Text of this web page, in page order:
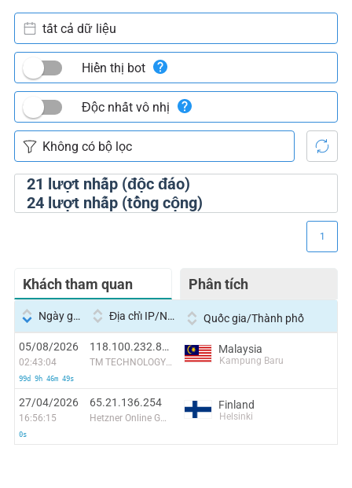
21 lượt nhấp (độc đáo)
24lượt nhấp (tổng cộng)
tất cả dữ liệu
Hiển thị bot
Độc nhất vô nhị
Khách tham quan Phân tích
1
Ngày giờ Địa chỉ IP/Nhà cung cấp dịch vụ Quốc gia/Thành phố
05/08/2026
02:43:04
99d 9h 46m 49s
118.100.232.89:27686
TM TECHNOLOGY SERVICES SDN BHD
Malaysia
Kampung Baru
27/04/2026
16:56:15
0s
65.21.136.254
Hetzner Online GmbH
Finland
Helsinki